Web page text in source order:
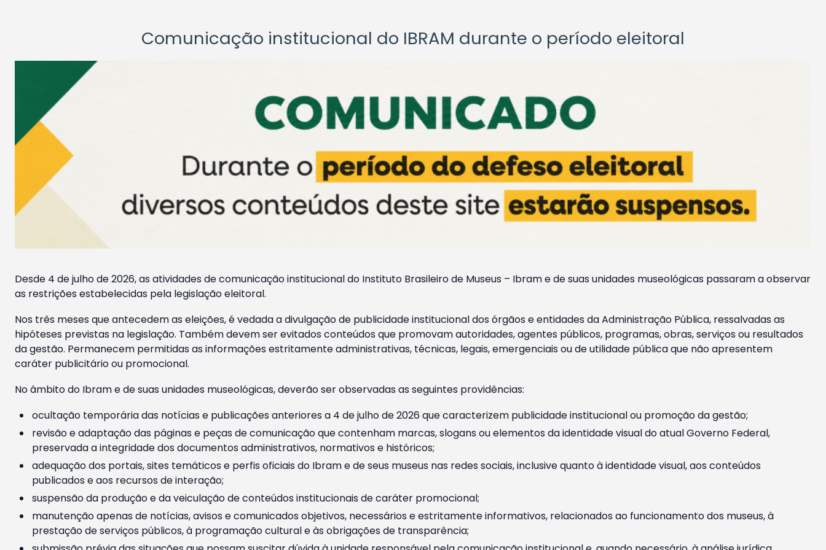
Comunicação institucional do IBRAM durante o período eleitoral
Desde 4 de julho de 2026, as atividades de comunicação institucional do Instituto Brasileiro de Museus – Ibram e de suas unidades museológicas passaram a observar
as restrições estabelecidas pela legislação eleitoral.
Nos três meses que antecedem as eleições, é vedada a divulgação de publicidade institucional dos órgãos e entidades da Administração Pública, ressalvadas as
hipóteses previstas na legislação. Também devem ser evitados conteúdos que promovam autoridades, agentes públicos, programas, obras, serviços ou resultados
da gestão. Permanecem permitidas as informações estritamente administrativas, técnicas, legais, emergenciais ou de utilidade pública que não apresentem
caráter publicitário ou promocional.
No âmbito do Ibram e de suas unidades museológicas, deverão ser observadas as seguintes providências:
ocultação temporária das notícias e publicações anteriores a 4 de julho de 2026 que caracterizem publicidade institucional ou promoção da gestão;
revisão e adaptação das páginas e peças de comunicação que contenham marcas, slogans ou elementos da identidade visual do atual Governo Federal,
preservada a integridade dos documentos administrativos, normativos e históricos;
adequação dos portais, sites temáticos e perfis oficiais do Ibram e de seus museus nas redes sociais, inclusive quanto à identidade visual, aos conteúdos
publicados e aos recursos de interação;
suspensão da produção e da veiculação de conteúdos institucionais de caráter promocional;
manutenção apenas de notícias, avisos e comunicados objetivos, necessários e estritamente informativos, relacionados ao funcionamento dos museus, à
prestação de serviços públicos, à programação cultural e às obrigações de transparência;